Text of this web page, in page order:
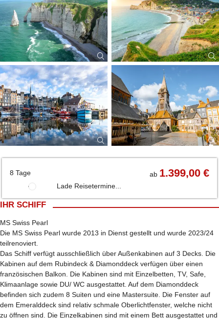
8 Tage ab 1.399,00 €
Lade Reisetermine...
IHR SCHIFF
MS Swiss Pearl
Die MS Swiss Pearl wurde 2013 in Dienst gestellt und wurde 2023/24
teilrenoviert.
Das Schiff verfügt ausschließlich über Außenkabinen auf 3 Decks. Die
Kabinen auf dem Rubindeck & Diamonddeck verfügen über einen
französischen Balkon. Die Kabinen sind mit Einzelbetten, TV, Safe,
Klimaanlage sowie DU/ WC ausgestattet. Auf dem Diamonddeck
befinden sich zudem 8 Suiten und eine Mastersuite. Die Fenster auf
dem Emeralddeck sind relativ schmale Oberlichtfenster, welche nicht
zu öffnen sind. Die Einzelkabinen sind mit einem Bett ausgestattet und